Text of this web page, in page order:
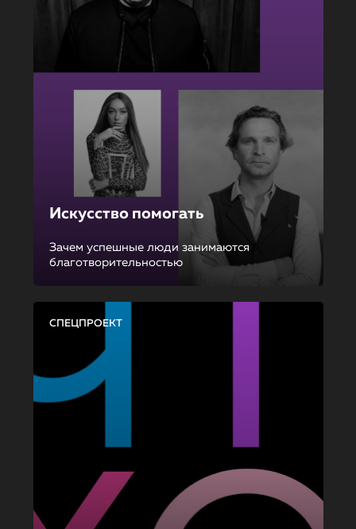
Искусство помогать
Зачем успешные люди занимаются
благотворительностью
СПЕЦПРОЕКТ